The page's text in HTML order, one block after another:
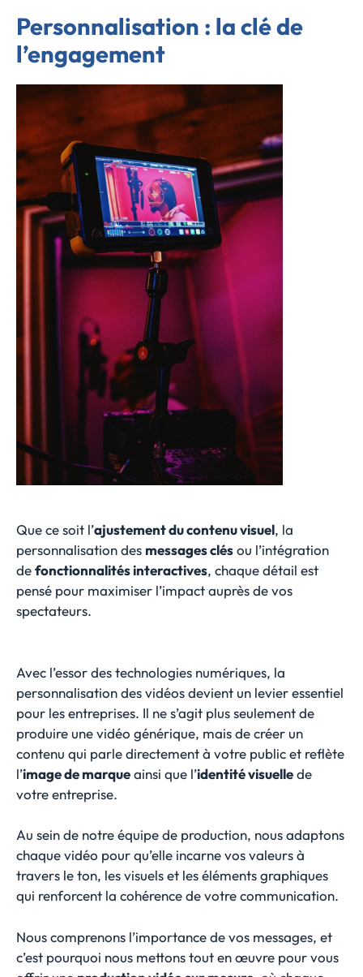
Personnalisation : la clé de
l’engagement
Que ce soit l’ajustement du contenu visuel, la
personnalisation des messages clésou l’intégration
defonctionnalités interactives, chaque détail est
pensé pour maximiser l’impact auprès de vos
spectateurs.
Avec l’essor des technologies numériques, la
personnalisation des vidéos devient un levier essentiel
pour les entreprises. Il ne s’agit plus seulement de
produire une vidéo générique, mais de créer un
contenu qui parle directement à votre public et reflète
l’image de marqueainsi que l’identité visuellede
votre entreprise.
Au sein de notre équipe de production, nous adaptons
chaque vidéo pour qu’elle incarne vos valeurs à
travers le ton, les visuels et les éléments graphiques
qui renforcent la cohérence de votre communication.
Nous comprenons l’importance de vos messages, et
c’est pourquoi nous mettons tout en œuvre pour vous